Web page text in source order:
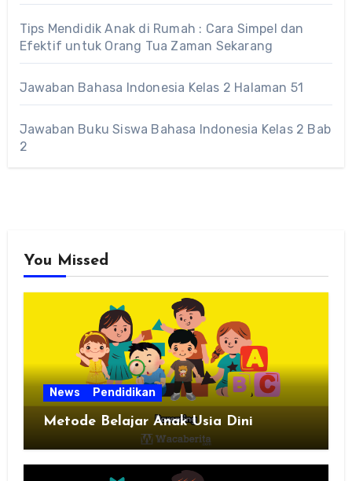
Tips Mendidik Anak di Rumah : Cara Simpel dan
Efektif untuk Orang Tua Zaman Sekarang
Jawaban Bahasa Indonesia Kelas 2 Halaman 51
Jawaban Buku Siswa Bahasa Indonesia Kelas 2 Bab
2
You Missed
News Pendidikan
Metode Belajar Anak Usia Dini